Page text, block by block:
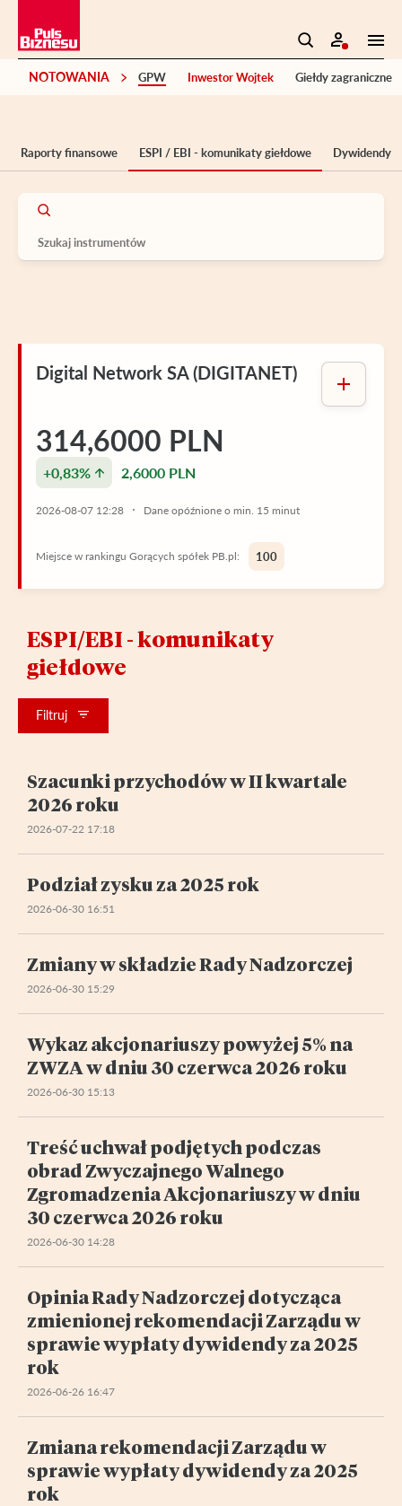
NOTOWANIA GPW Inwestor Wojtek Giełdy zagraniczne
Raporty finansowe ESPI / EBI - komunikaty giełdowe Dywidendy
Digital Network SA (DIGITANET)
314,6000 PLN
+0,83% 2,6000 PLN
2026-08-07 12:28 Dane opóźnione o min. 15 minut
Miejsce w rankingu Gorących spółek PB.pl: 100
ESPI/EBI - komunikaty
giełdowe
Filtruj
Szacunki przychodów w II kwartale
2026 roku
2026-07-22 17:18
Podział zysku za 2025 rok
2026-06-30 16:51
Zmiany w składzie Rady Nadzorczej
2026-06-30 15:29
Wykaz akcjonariuszy powyżej 5% na
ZWZA w dniu 30 czerwca 2026 roku
2026-06-30 15:13
Treść uchwał podjętych podczas
obrad Zwyczajnego Walnego
Zgromadzenia Akcjonariuszy w dniu
30 czerwca 2026 roku
2026-06-30 14:28
Opinia Rady Nadzorczej dotycząca
zmienionej rekomendacji Zarządu w
sprawie wypłaty dywidendy za 2025
rok
2026-06-26 16:47
Zmiana rekomendacji Zarządu w
sprawie wypłaty dywidendy za 2025
rok